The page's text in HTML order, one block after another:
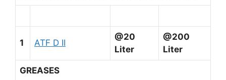
1 ATF D II
@20
Liter
@200
Liter
GREASES